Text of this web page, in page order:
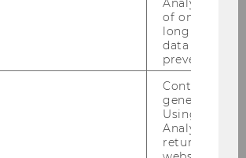
Analytics a
of once per
long as it is
data
prevented.
Contains a
generated
Using this
Analytics can
returning